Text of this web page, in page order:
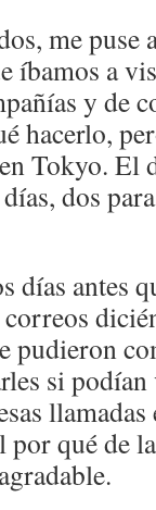
me puse
íbamos a
y de
hacerlo,
Tokyo. El
dos
días antes
pudieron
si podían
qué de